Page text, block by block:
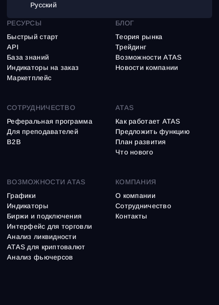
Русский
ВОЗМОЖНОСТИ ATAS
Графики
Индикаторы
Биржи и подключения
Интерфейс для торговли
Анализ ликвидности
ATAS для криптовалют
Анализ фьючерсов
РЕСУРСЫ
Быстрый старт
API
База знаний
Индикаторы на заказ
Маркетплейс
БЛОГ
Теория рынка
Трейдинг
Возможности ATAS
Новости компании
СОТРУДНИЧЕСТВО
Реферальная программа
Для преподавателей
B2B
ATAS
Как работает ATAS
Предложить функцию
План развития
Что нового
КОМПАНИЯ
О компании
Сотрудничество
Контакты